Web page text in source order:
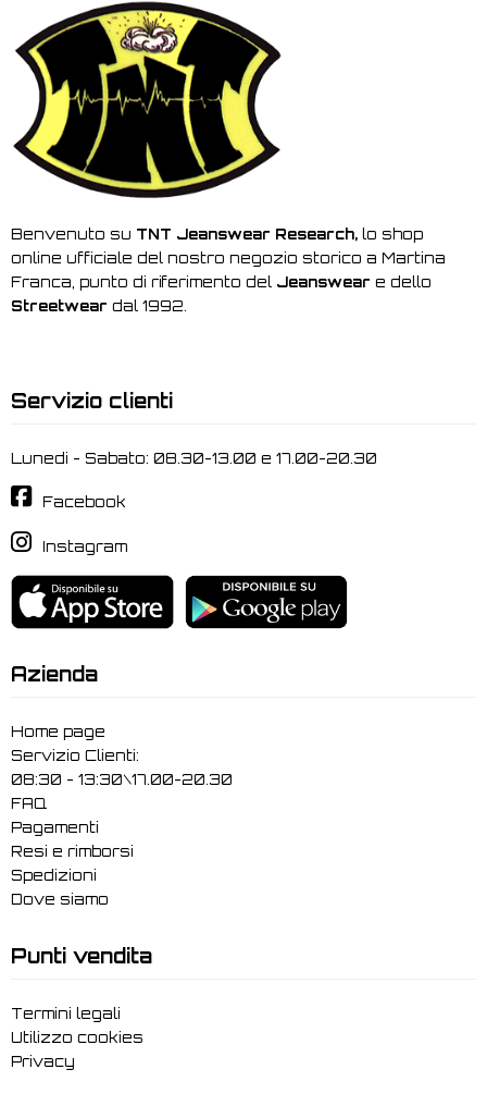
Benvenuto su TNT Jeanswear Research, lo shop
online ufficiale del nostro negozio storico a Martina
Franca, punto di riferimento del Jeanswear e dello
Streetwear dal 1992.
Servizio clienti
Lunedi - Sabato: 08.30-13.00 e 17.00-20.30
Facebook
Instagram
Azienda
Home page
Servizio Clienti:
08:30 - 13:30\17.00-20.30
FAQ
Pagamenti
Resi e rimborsi
Spedizioni
Dove siamo
Punti vendita
Termini legali
Utilizzo cookies
Privacy